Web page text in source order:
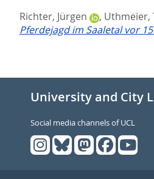
Richter, Jürgen
, Uthmeier,
Pferdejagd im Saaletal vor
University and City
Social media channels of UCL